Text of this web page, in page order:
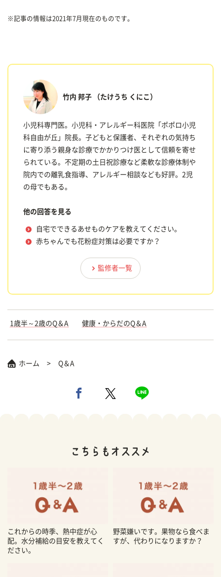
※記事の情報は2021年7月現在のものです。
竹内 邦子 （たけうち くにこ）
小児科専門医。小児科・アレルギー科医院「ポポロ小児
科自由が丘」院長。子どもと保護者、それぞれの気持ち
に寄り添う親身な診療でかかりつけ医として信頼を寄せ
られている。不定期の土日祝診療など柔軟な診療体制や
院内での離乳食指導、アレルギー相談なども好評。2児
の母でもある。
他の回答を見る
自宅でできるあせものケアを教えてください。
赤ちゃんでも花粉症対策は必要ですか？
監修者一覧
1歳半～2歳のQ＆A 健康・からだのQ＆A
ホーム Q＆A
これからの時季、熱中症が心
配。水分補給の目安を教えてく
ださい。
野菜嫌いです。果物なら食べま
すが、代わりになりますか？